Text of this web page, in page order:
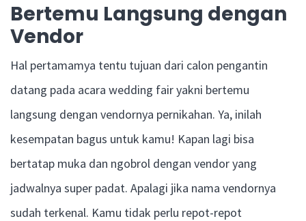
Bertemu Langsung dengan
Vendor
Hal pertamamya tentu tujuan dari calon pengantin
datang pada acara wedding fair yakni bertemu
langsung dengan vendornya pernikahan. Ya, inilah
kesempatan bagus untuk kamu! Kapan lagi bisa
bertatap muka dan ngobrol dengan vendor yang
jadwalnya super padat. Apalagi jika nama vendornya
sudah terkenal. Kamu tidak perlu repot-repot